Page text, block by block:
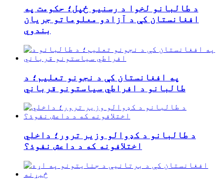
د طالبانو لخوا د رسنیو ځپل؛ حکومت په
افغانستان کې د آزادو معلوماتو جریان
بندوي
په افغانستان کې د نجونو تعلیم؛ د
طالبانو د افراطي سیاستونو قرباني
د طالبانو د کډوالو وزیر ترور؛ داخلي
اختلافونه که د داعش نفوذ؟